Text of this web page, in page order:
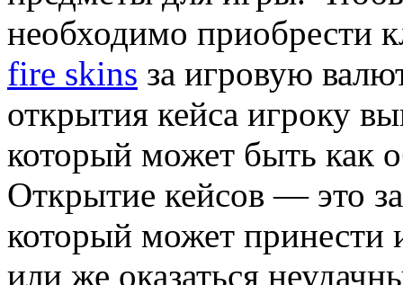
необходимо приобрести
fire skins за игровую
открытия кейса игроку
который может быть как
Открытие кейсов — это
который может
или же оказаться